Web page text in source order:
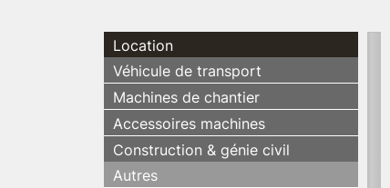
Location
Véhicule de transport
Machines de chantier
Accessoires machines
Construction & génie civil
Autres